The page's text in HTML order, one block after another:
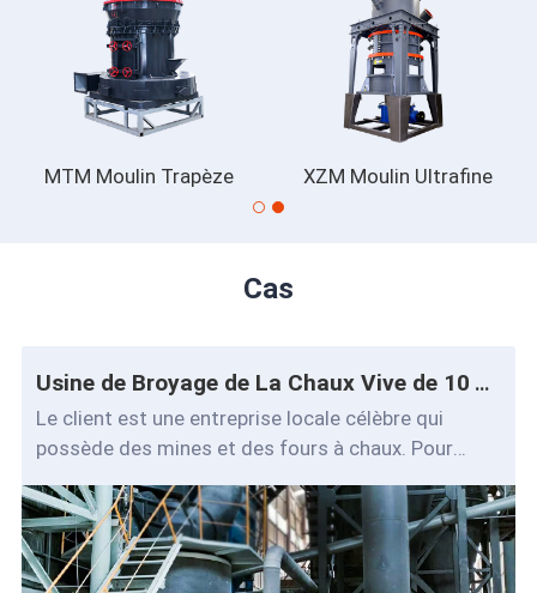
MTM Moulin Trapèze XZM Moulin Ultrafine
Cas
Usine de Broyage de La Chaux Vive de 10 Tph
Le client est une entreprise locale célèbre qui
possède des mines et des fours à chaux. Pour